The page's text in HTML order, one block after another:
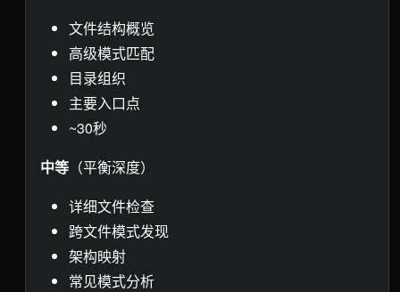
文件结构概览
高级模式匹配
目录组织
主要入口点
~30秒
中等 （平衡深度）
详细文件检查
跨文件模式发现
架构映射
常见模式分析